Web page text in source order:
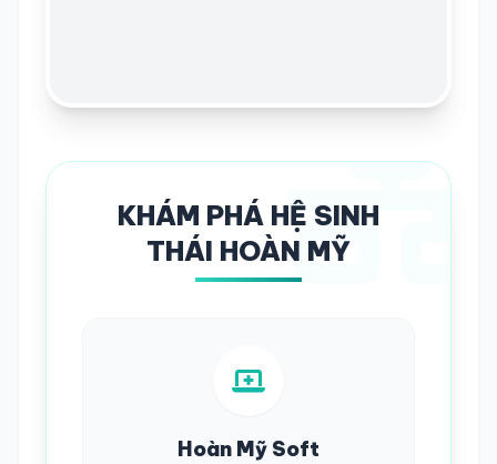
KHÁM PHÁ HỆ SINH
THÁI HOÀN MỸ
Hoàn Mỹ Soft